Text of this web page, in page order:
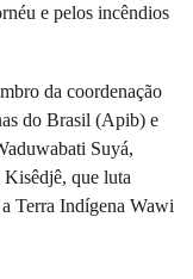
e pelos incêndios
da coordenação
do Brasil (Apib) e
Suyá,
Kisêdjê, que luta
Terra Indígena Wawi